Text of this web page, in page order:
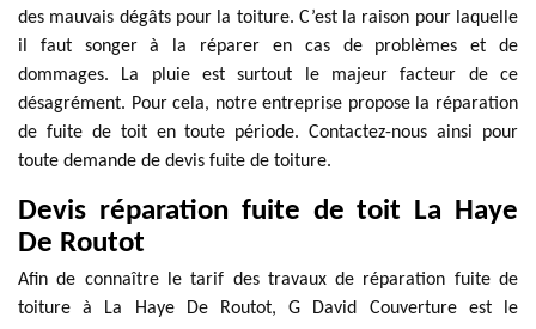
des mauvais dégâts pour la toiture. C’est la raison pour laquelle
il faut songer à la réparer en cas de problèmes et de
dommages. La pluie est surtout le majeur facteur de ce
désagrément. Pour cela, notre entreprise propose la réparation
de fuite de toit en toute période. Contactez-nous ainsi pour
toute demande de devis fuite de toiture.
Devis réparation fuite de toit La Haye
De Routot
Afin de connaître le tarif des travaux de réparation fuite de
toiture à La Haye De Routot, G David Couverture est le